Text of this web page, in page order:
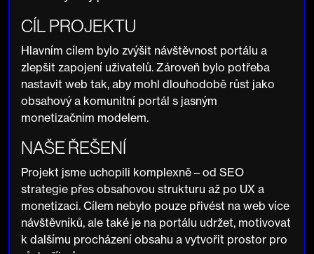
CÍL PROJEKTU
Hlavním cílem bylo zvýšit návštěvnost portálu a
zlepšit zapojení uživatelů. Zároveň bylo potřeba
nastavit web tak, aby mohl dlouhodobě růst jako
obsahový a komunitní portál s jasným
monetizačním modelem.
NAŠE ŘEŠENÍ
Projekt jsme uchopili komplexně – od SEO
strategie přes obsahovou strukturu až po UX a
monetizaci. Cílem nebylo pouze přivést na web více
návštěvníků, ale také je na portálu udržet, motivovat
k dalšímu procházení obsahu a vytvořit prostor pro